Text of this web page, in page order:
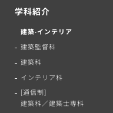
学科紹介
建築‧インテリア
建築監督科
建築科
インテリア科
[通信制]
建築科／建築士専科